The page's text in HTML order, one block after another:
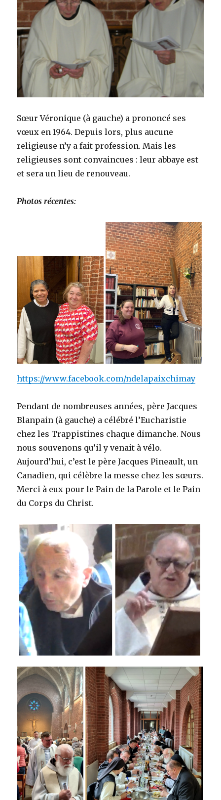
Sœur Véronique (à gauche) a prononcé ses
vœux en 1964. Depuis lors, plus aucune
religieuse n’y a fait profession. Mais les
religieuses sont convaincues : leur abbaye est
et sera un lieu de renouveau.
Photos récentes:
https://www.facebook.com/ndelapaixchimay
Pendant de nombreuses années, père Jacques
Blanpain (à gauche) a célébré l’Eucharistie
chez les Trappistines chaque dimanche. Nous
nous souvenons qu’il y venait à vélo.
Aujourd’hui, c’est le père Jacques Pineault, un
Canadien, qui célèbre la messe chez les sœurs.
Merci à eux pour le Pain de la Parole et le Pain
du Corps du Christ.